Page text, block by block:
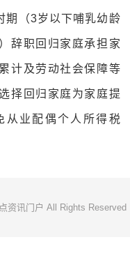
期（3岁以下哺乳幼龄
辞职回归家庭承担家
计及劳动社会保障等
择回归家庭为家庭提
从业配偶个人所得税
资讯门户 All Rights Reserved